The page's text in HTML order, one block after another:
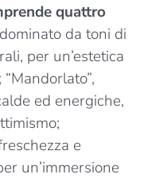
quattro
da toni di
per un’estetica
ed energiche,
e
un’immersione